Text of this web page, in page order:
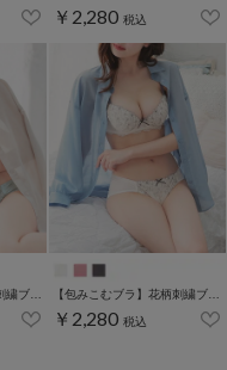
￥2,280 税込
￥2,280 税込